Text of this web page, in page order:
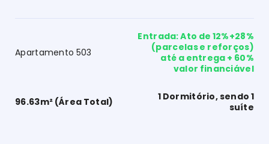
Apartamento 503
96.63m² (Área Total)
1 Dormitório, sendo 1
suíte
Entrada: Ato de 12%+28%
(parcelas e reforços)
até a entrega + 60%
valor financiável